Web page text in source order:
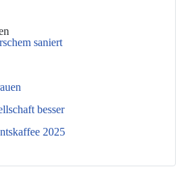
saniert
besser
2025